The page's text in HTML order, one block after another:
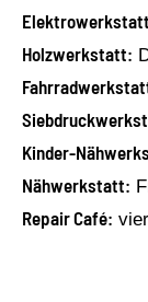
Holzwerkstatt:
Kinder-
Nähwerkstatt:
Repair Café: